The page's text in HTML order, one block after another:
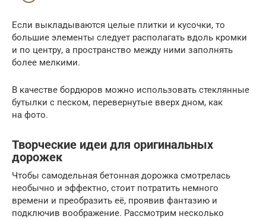
Если выкладываются целые плитки и кусочки, то
большие элементы следует располагать вдоль кромки
и по центру, а пространство между ними заполнять
более мелкими.
В качестве бордюров можно использовать стеклянные
бутылки с песком, перевернутые вверх дном, как
на фото.​
Творческие идеи для оригинальных
дорожек
Чтобы самодельная бетонная дорожка смотрелась
необычно и эффектно, стоит потратить немного
времени и преобразить её, проявив фантазию и
подключив воображение. Рассмотрим несколько